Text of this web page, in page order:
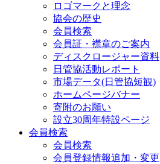
ロゴマークと理念
協会の歴史
会員検索
会員証・襟章のご案内
ディスクロージャー資料
日管協活動レポート
市場データ(日管協短観)
ホームページバナー
寄附のお願い
設立30周年特設ページ
会員検索
会員検索
会員登録情報追加・変更